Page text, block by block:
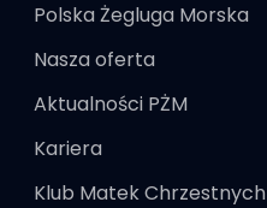
Polska Żegluga Morska
Nasza oferta
Aktualności PŻM
Kariera
Klub Matek Chrzestnych